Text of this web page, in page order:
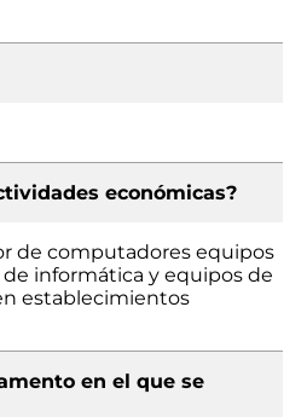
económicas?
de computadores equipos
informática y equipos de
establecimientos
en el que se